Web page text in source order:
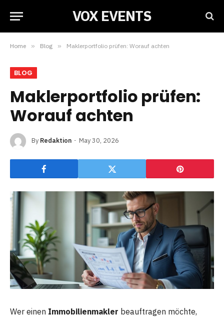
VOX EVENTS
Home » Blog » Maklerportfolio prüfen: Worauf achten
BLOG
Maklerportfolio prüfen:
Worauf achten
By Redaktion May 30, 2026
Wer einen Immobilienmakler beauftragen möchte,